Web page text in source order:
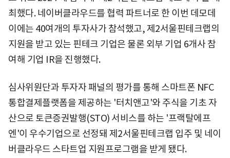
최했다. 네이버클라우드를 협력 파트너로 한 이번 데모데
이에는 40여개의 투자사가 참석했고, 제2서울핀테크랩의
지원을 받고 있는 핀테크 기업은 물론 외부 기업 6개사 참
여해 기업 IR을 진행했다.
심사위원단과 투자자 패널의 평가를 통해 스마트폰 NFC
통합결제플랫폼을 제공하는 '터치앤고'와 주식을 기초 자
산으로 토큰증권발행(STO) 서비스를 하는 '프랙탈에프
엔'이 우수기업으로 선정돼 제2서울핀테크랩 입주 및 네이
버클라우드 스타트업 지원프로그램을 받게 됐다.